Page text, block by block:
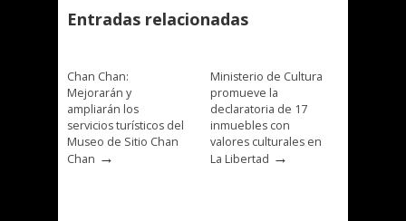
Entradas relacionadas
Chan Chan:
Mejorarán y
ampliarán los
servicios turísticos del
Museo de Sitio Chan
Chan →
Ministerio de Cultura
promueve la
declaratoria de 17
inmuebles con
valores culturales en
La Libertad →